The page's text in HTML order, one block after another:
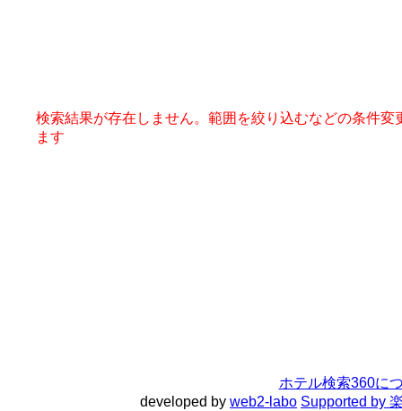
検索結果が存在しません。範囲を絞り込むなどの条件変
ます
ホテル検索360に
developed by web2-labo Supported by